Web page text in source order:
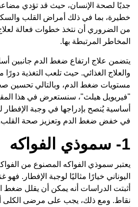
جديًا لصحة الإنسان، حيث قد تؤدي
خطيرة، بما في ذلك أمراض القلب
من الضروري أن نتخذ خطوات فعالة
المخاطر المرتبطة بها.
يتضمن علاج ارتفاع ضغط الدم جانبين
والعلاج الغذائي. حيث تلعب التغذية دورًا
مستويات ضغط الدم، وبالتالي تحسين
"فيريويل هيلث"، سنستعرض في هذا
أساسية يُنصح بإدراجها في وجبة الإفطار
في خفض ضغط الدم وتعزيز صحة
1- سموذي الفواكه
يعتبر سموذي الفواكه المصنوع من
اليوناني خيارًا مثاليًا لوجبة الإفطار. فهو
نقاط. ومع ذلك، يجب على مرضى الكلى أو